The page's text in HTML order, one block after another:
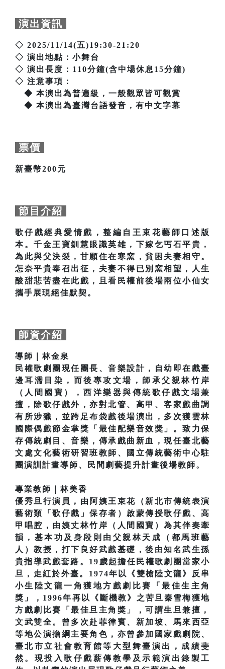
演出資訊
◇ 2025/11/14(五)19:30-21:20
◇ 演出地點：小舞台
◇ 演出長度：110分鐘(含中場休息15分鐘)
◇ 注意事項：
◆ 本演出為普遍級，一般觀眾皆可觀賞
◆ 本演出為臺灣台語發音，有中文字幕
票價
新臺幣200元
節目介紹
歌仔戲經典愛情戲，整編自王束花藝師口述版
本。千金王寶釧慧眼識英雄，下嫁乞丐石平貴，
為此與父決裂，甘願住在寒窯，貧困夫妻相守。
怎奈平貴奉召出征，夫妻不得已別窯相望，人生
酸甜悲苦盡在此戲，且看民權前後場兩位小仙女
攜手展現絕佳默契。
師資介紹
導師｜林金泉
民權歌劇團現任團長、音樂設計，自幼即在戲臺
邊耳濡目染，而後專攻文場，師承父親林竹岸
（人間國寶），西洋樂器與傳統歌仔戲文場兼
擅，除歌仔戲外，亦對北管、高甲、客家戲曲調
有所涉獵，並跨足布袋戲後場演出，多次獲雲林
國際偶戲節金掌獎「最佳配樂音效獎」。致力保
存傳統劇目、音樂，傳承戲曲新血，現任臺北藝
文處文化藝術研習班教師、國立傳統藝術中心駐
團演訓計畫導師、民間劇藝提升計畫後場教師。
專業教師｜林美香
優秀旦行演員，由阿姨王束花（新北市傳統表演
藝術類「歌仔戲」保存者）啟蒙傳授歌仔戲、高
甲唱腔，由姨丈林竹岸（人間國寶）為其伴奏牽
韻，基本功及身段則由父親林天成（都馬班藝
人）教授，打下良好武戲基礎，後由知名武生孫
貴指導武戲套路。19歲起擔任民權歌劇團當家小
旦，走紅於外臺。1974年以《雙槍陸文龍》反串
小生陸文龍一角獲地方戲劇比賽「最佳生主角
獎」，1996年再以《斷機教》之苦旦秦雪梅獲地
方戲劇比賽「最佳旦主角獎」，可謂生旦兼擅，
文武雙全。曾多次赴菲律賓、新加坡、馬來西亞
等地公演擔綱主要角色，亦曾參加國家戲劇院、
臺北市立社會教育館等大型舞臺演出，成績斐
然。現投入歌仔戲薪傳教學及示範演出錄製工